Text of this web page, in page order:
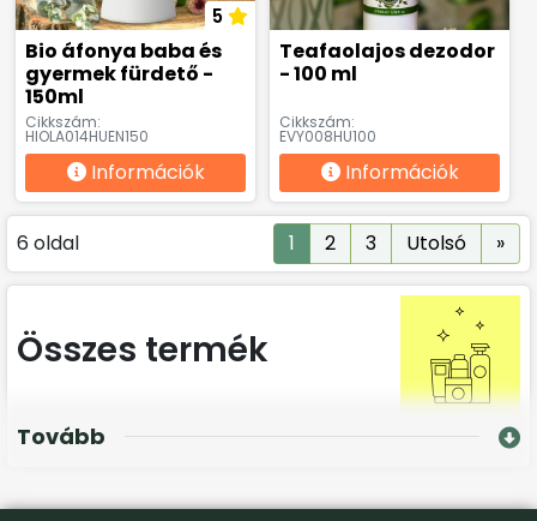
5
Bio áfonya baba és
gyermek fürdető -
150ml
Cikkszám:
HIOLA014HUEN150
Információk
Teafaolajos dezodor
- 100 ml
Cikkszám:
EVY008HU100
Információk
6 oldal 1 2 3 Utolsó »
Összes termék
Tovább